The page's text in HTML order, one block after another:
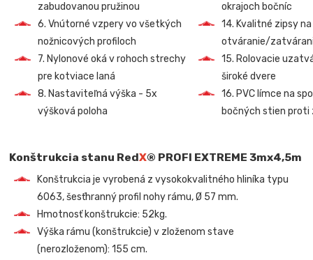
zabudovanou pružinou
6. Vnútorné vzpery vo všetkých
nožnicových profiloch
7. Nylonové oká v rohoch strechy
pre kotviace laná
8. Nastaviteľná výška - 5x
výšková poloha
okrajoch bočníc
14. Kvalitné zipsy na
otváranie/
15. Rolovacie
široké dvere
16. PVC límce na
bočných stien proti
Konštrukcia stanu RedX® PROFI EXTREME 3mx4,5m
Konštrukcia je vyrobená z vysokokvalitného hliníka typu
6063, šesťhranný profil nohy rámu, Ø 57 mm.
Hmotnosť konštrukcie: 52kg.
Výška rámu (konštrukcie) v zloženom stave
(nerozloženom): 155 cm.